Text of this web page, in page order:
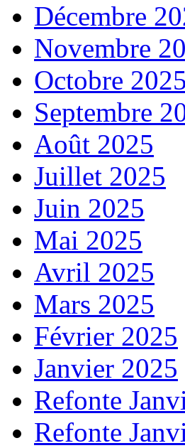
Décembre
Novembre
Octobre 2025
Septembre
Août 2025
Juillet 2025
Juin 2025
Mai 2025
Avril 2025
Mars 2025
Février 2025
Janvier 2025
Refonte
Refonte